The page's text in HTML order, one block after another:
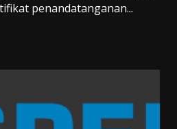
penandatanganan...